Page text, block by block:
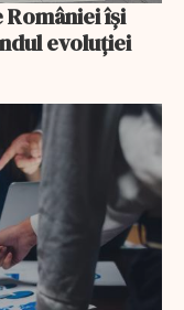
își
evoluției